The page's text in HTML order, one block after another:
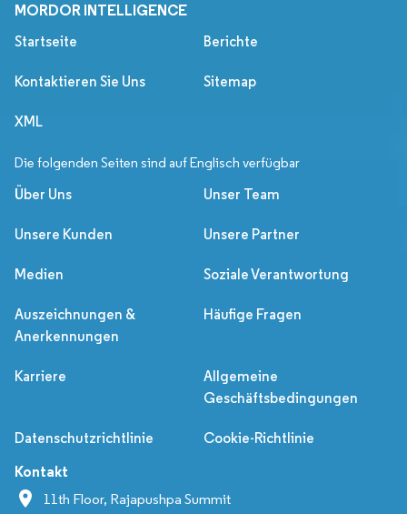
MORDOR INTELLIGENCE
Startseite Berichte
Kontaktieren Sie Uns Sitemap
XML
Die folgenden Seiten sind auf Englisch verfügbar
Über Uns Unser Team
Unsere Kunden Unsere Partner
Medien Soziale Verantwortung
Auszeichnungen &
Anerkennungen
Häufige Fragen
Karriere
Allgemeine
Geschäftsbedingungen
Datenschutzrichtlinie Cookie-Richtlinie
Kontakt
11th Floor, Rajapushpa Summit